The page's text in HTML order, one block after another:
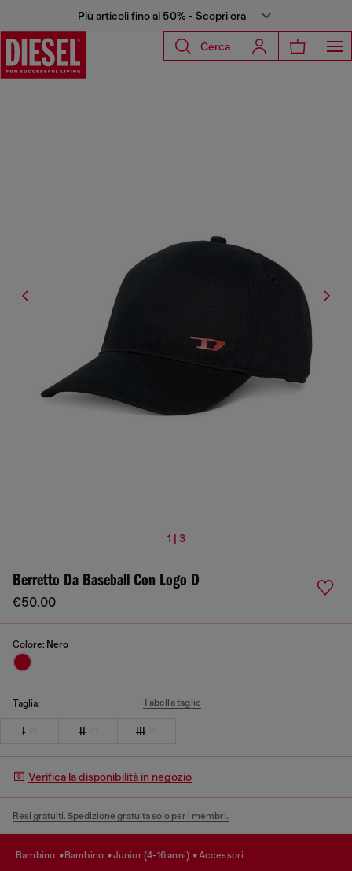
Più articoli fino al 50% - Scopri ora
Cerca
1 | 3
Berretto Da Baseball Con Logo D
€50.00
Colore: Nero
Taglia: Tabella taglie
I II III
Verifica la disponibilità in negozio
Resi gratuiti. Spedizione gratuita solo per i membri.
bambino bambino junior (4-16 anni) accessori